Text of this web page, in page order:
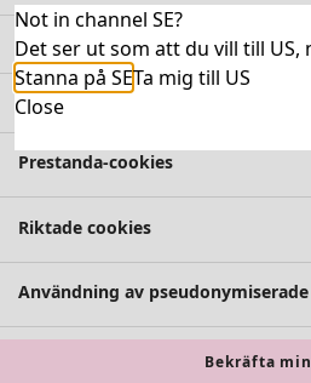
Not in channel SE?
Det ser ut som att du vill till US,
Stanna på SETa mig till US
Close
Absolut nödvändiga cookies
Funktionella cookies
Prestanda-cookies
Riktade cookies
Användning av
Bekräfta